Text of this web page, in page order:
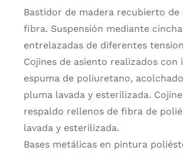
Bastidor de madera recubierto de
fibra. Suspensión mediante
entrelazadas de diferentes
Cojines de asiento realizados con
espuma de poliuretano,
pluma lavada y esterilizada.
respaldo rellenos de fibra de
lavada y esterilizada.
Bases metálicas en pintura